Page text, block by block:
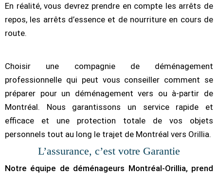
En réalité, vous devrez prendre en compte les arrêts de
repos, les arrêts d’essence et de nourriture en cours de
route.
Choisir une compagnie de déménagement
professionnelle qui peut vous conseiller comment se
préparer pour un déménagement vers ou à-partir de
Montréal. Nous garantissons un service rapide et
efficace et une protection totale de vos objets
personnels tout au long le trajet de Montréal vers Orillia.
L’assurance, c’est votre Garantie
Notre équipe de déménageurs Montréal-Orillia, prend